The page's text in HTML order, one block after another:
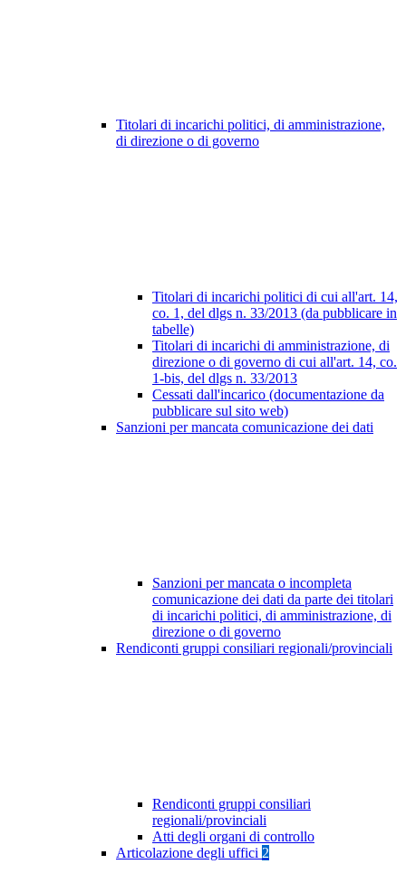
Titolari di incarichi politici, di amministrazione,
di direzione o di governo
Titolari di incarichi politici di cui all'art. 14,
co. 1, del dlgs n. 33/2013 (da pubblicare in
tabelle)
Titolari di incarichi di amministrazione, di
direzione o di governo di cui all'art. 14, co.
1-bis, del dlgs n. 33/2013
Cessati dall'incarico (documentazione da
pubblicare sul sito web)
Sanzioni per mancata comunicazione dei dati
Sanzioni per mancata o incompleta
comunicazione dei dati da parte dei titolari
di incarichi politici, di amministrazione, di
direzione o di governo
Rendiconti gruppi consiliari regionali/provinciali
Rendiconti gruppi consiliari
regionali/provinciali
Atti degli organi di controllo
Articolazione degli uffici 2